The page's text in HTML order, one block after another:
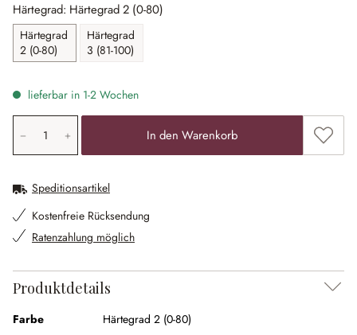
Härtegrad: Härtegrad 2 (0-80)
Härtegrad
2 (0-80)
Härtegrad
3 (81-100)
lieferbar in 1-2 Wochen
Produkt Anzahl: Gib den gewünschten Wert ein oder
In den Warenkorb Zum
Speditionsartikel
Kostenfreie Rücksendung
Ratenzahlung möglich
Produktdetails
Farbe
Härtegrad 2 (0-80)